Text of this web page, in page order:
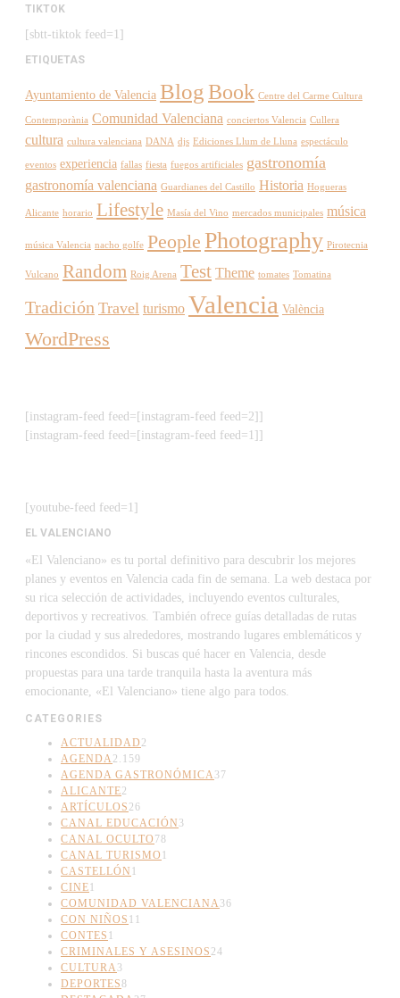
TIKTOK
[sbtt-tiktok feed=1]
ETIQUETAS
Ayuntamiento de Valencia BlogBook Centre del Carme Cultura
Contemporània Comunidad Valenciana conciertos Valencia Cullera
cultura cultura valenciana DANA djs Ediciones Llum de Lluna espectáculo
eventos experiencia fallas fiesta fuegos artificiales gastronomía
gastronomía valenciana Guardianes del Castillo Historia Hogueras
Alicante horario Lifestyle Masía del Vino mercados municipales música
música Valencia nacho golfe People Photography Pirotecnia
Vulcano Random Roig Arena Test Theme tomates Tomatina
Tradición Travel turismo Valencia València
WordPress
[instagram-feed feed=[instagram-feed feed=2]]
[instagram-feed feed=[instagram-feed feed=1]]
[youtube-feed feed=1]
EL VALENCIANO
«El Valenciano» es tu portal definitivo para descubrir los mejores
planes y eventos en Valencia cada fin de semana. La web destaca por
su rica selección de actividades, incluyendo eventos culturales,
deportivos y recreativos. También ofrece guías detalladas de rutas
por la ciudad y sus alrededores, mostrando lugares emblemáticos y
rincones escondidos. Si buscas qué hacer en Valencia, desde
propuestas para una tarde tranquila hasta la aventura más
emocionante, «El Valenciano» tiene algo para todos.
CATEGORIES
ACTUALIDAD 2
AGENDA 2.159
AGENDA GASTRONÓMICA 37
ALICANTE2
ARTÍCULOS 26
CANAL EDUCACIÓN 3
CANAL OCULTO 78
CANAL TURISMO 1
CASTELLÓN 1
CINE1
COMUNIDAD VALENCIANA 36
CON NIÑOS 11
CONTES 1
CRIMINALES Y ASESINOS 24
CULTURA 3
DEPORTES8